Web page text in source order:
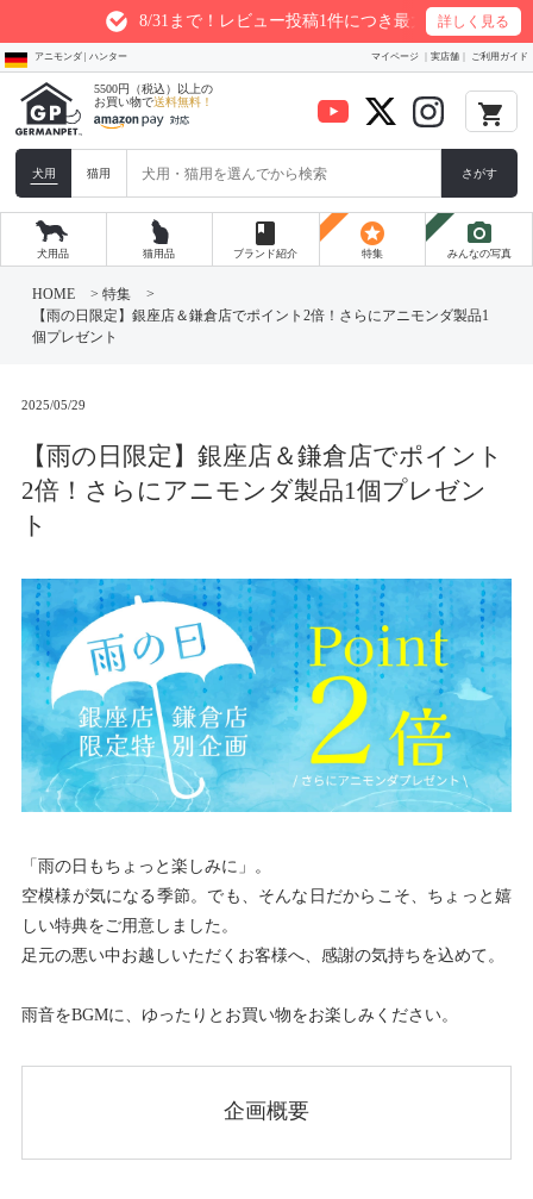
8/31まで！レビュー投稿1件につき最大200ptプレゼント
詳しく見る
アニモンダ | ハンター マイページ 実店舗 ご利用ガイド
5500円（税込）以上の
お買い物で送料無料！ local_grocery_store
犬用 猫用 さがす
犬用品 猫用品
book
ブランド紹介
stars
特集
photo_camera
みんなの写真
HOME > 特集
>
【雨の日限定】銀座店＆鎌倉店でポイント2倍！さらにアニモンダ製品1
個プレゼント
2025/05/29
【雨の日限定】銀座店＆鎌倉店でポイント
2倍！さらにアニモンダ製品1個プレゼン
ト
「雨の日もちょっと楽しみに」。
空模様が気になる季節。でも、そんな日だからこそ、ちょっと嬉
しい特典をご用意しました。
足元の悪い中お越しいただくお客様へ、感謝の気持ちを込めて。
雨音をBGMに、ゆったりとお買い物をお楽しみください。
企画概要